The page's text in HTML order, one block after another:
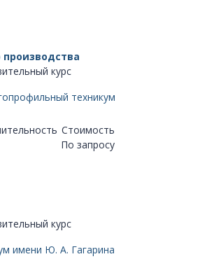
курс
техникум
Стоимость
По запросу
курс
имени Ю. А. Гагарина